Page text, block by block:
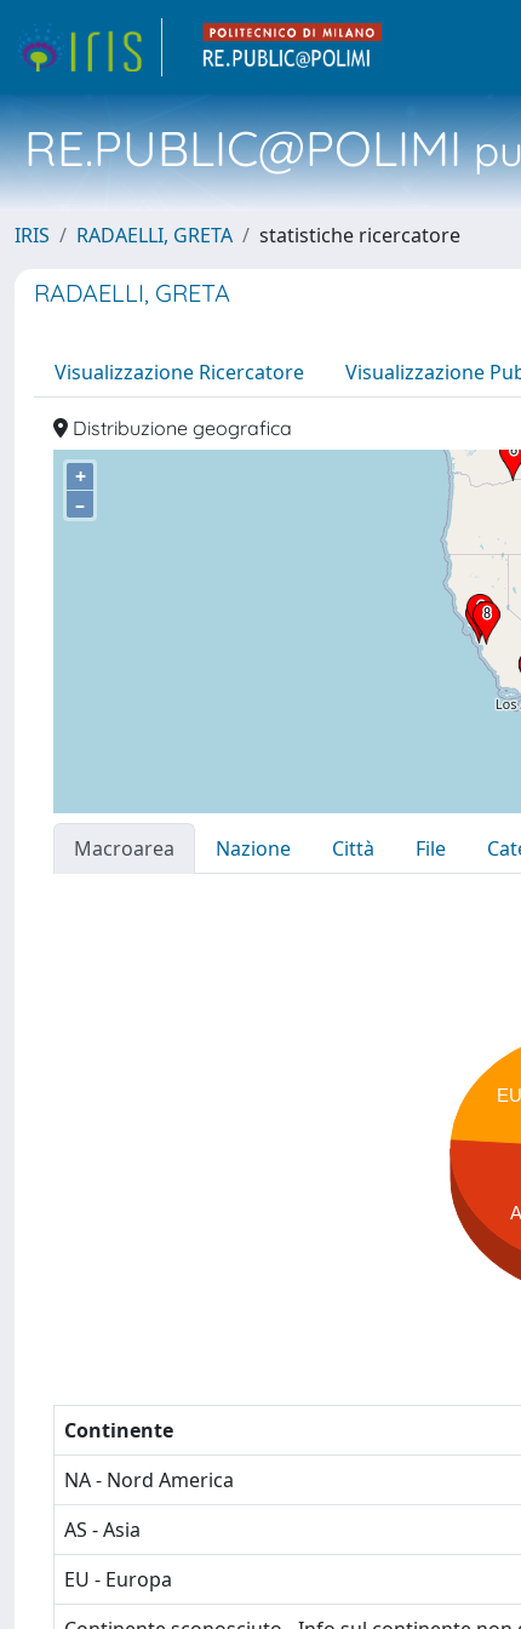
RE.PUBLIC@POLIMI
IRIS RADAELLI, GRETA statistiche ricercatore
RADAELLI, GRETA
Visualizzazione Ricercatore Visualizzazione
Distribuzione geografica
+
–
Macroarea Nazione Città File
EU
Continente
NA - Nord America
AS - Asia
EU - Europa